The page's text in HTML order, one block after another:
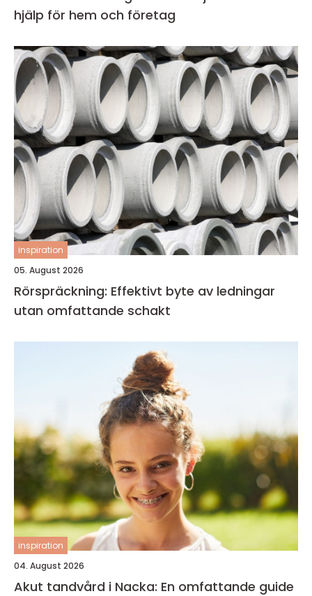
hjälp för hem och företag
inspiration
05. August 2026
Rörspräckning: Effektivt byte av ledningar
utan omfattande schakt
inspiration
04. August 2026
Akut tandvård i Nacka: En omfattande guide